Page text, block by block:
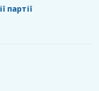
партії